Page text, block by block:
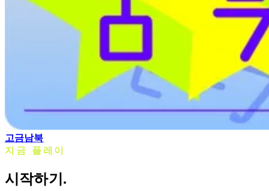
고금남북
지금 플레이
시작하기.